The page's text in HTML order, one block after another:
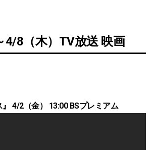
4/8（木）TV放送 映画
』 4/2（金） 13:00 BSプレミアム